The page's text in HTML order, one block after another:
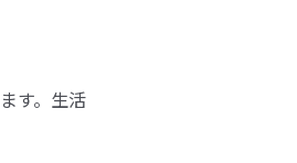
す。生活